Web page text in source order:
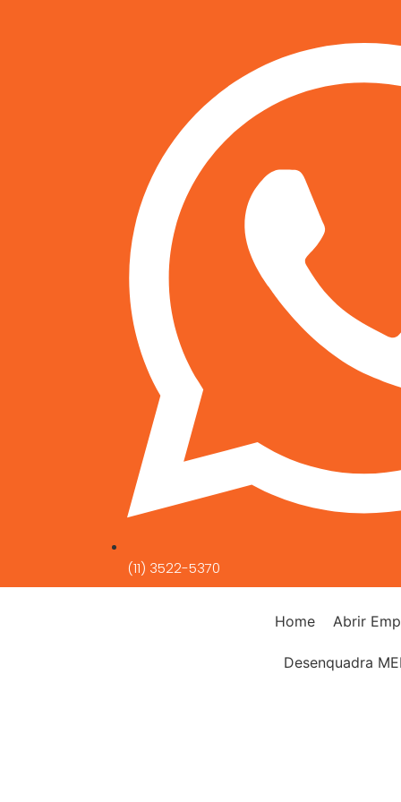
(11) 3522-5370
Home Abrir
Desenquadra MEI